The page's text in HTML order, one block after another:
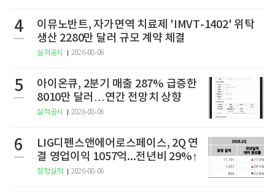
4
이뮤노반트, 자가면역 치료제 'IMVT-1402' 위탁
생산 2280만 달러 규모 계약 체결
실적공시 2026-08-06
5
아이온큐, 2분기 매출 287% 급증한
8010만 달러…연간 전망치 상향
실적공시 2026-08-06
6
LIG디펜스앤에어로스페이스, 2Q 연
결 영업이익 1057억...전년비 29%↑
잠정실적 2026-08-06